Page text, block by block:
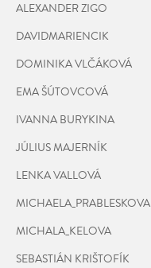
ALEXANDER ZIGO
DAVIDMARIENCIK
DOMINIKA VLČÁKOVÁ
EMA ŠÚTOVCOVÁ
IVANNA BURYKINA
JÚLIUS MAJERNÍK
LENKA VALLOVÁ
MICHAELA_PRABLESKOVA
MICHALA_KELOVA
SEBASTIÁN KRIŠTOFÍK